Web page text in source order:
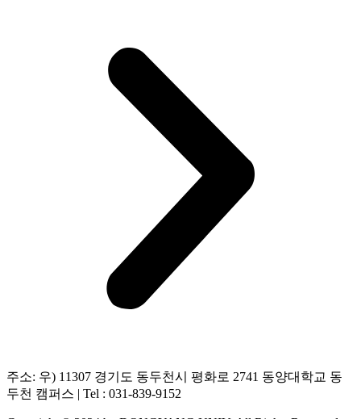
주소: 우) 11307 경기도 동두천시 평화로 2741 동양대학교 동
두천 캠퍼스 | Tel : 031-839-9152